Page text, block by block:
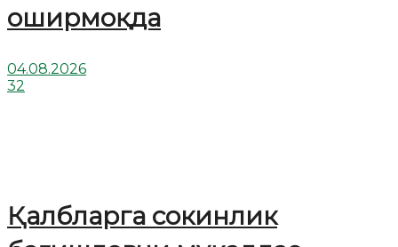
оширмоқда
04.08.2026
32
Қалбларга сокинлик